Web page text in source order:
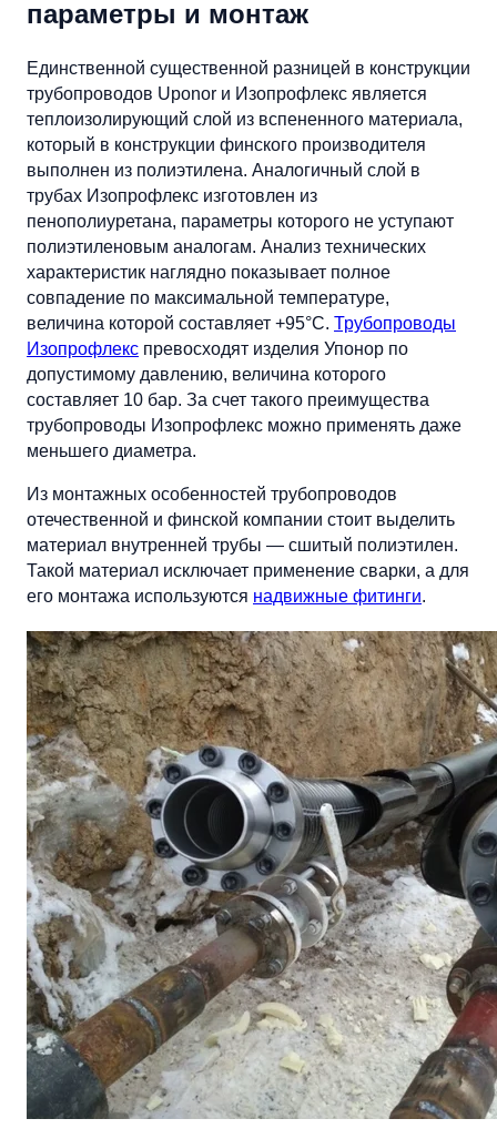
параметры и монтаж
Единственной существенной разницей в конструкции
трубопроводов Uponor и Изопрофлекс является
теплоизолирующий слой из вспененного материала,
который в конструкции финского производителя
выполнен из полиэтилена. Аналогичный слой в
трубах Изопрофлекс изготовлен из
пенополиуретана, параметры которого не уступают
полиэтиленовым аналогам. Анализ технических
характеристик наглядно показывает полное
совпадение по максимальной температуре,
величина которой составляет +95°C. Трубопроводы
Изопрофлекс превосходят изделия Упонор по
допустимому давлению, величина которого
составляет 10 бар. За счет такого преимущества
трубопроводы Изопрофлекс можно применять даже
меньшего диаметра.
Из монтажных особенностей трубопроводов
отечественной и финской компании стоит выделить
материал внутренней трубы — сшитый полиэтилен.
Такой материал исключает применение сварки, а для
его монтажа используются надвижные фитинги.